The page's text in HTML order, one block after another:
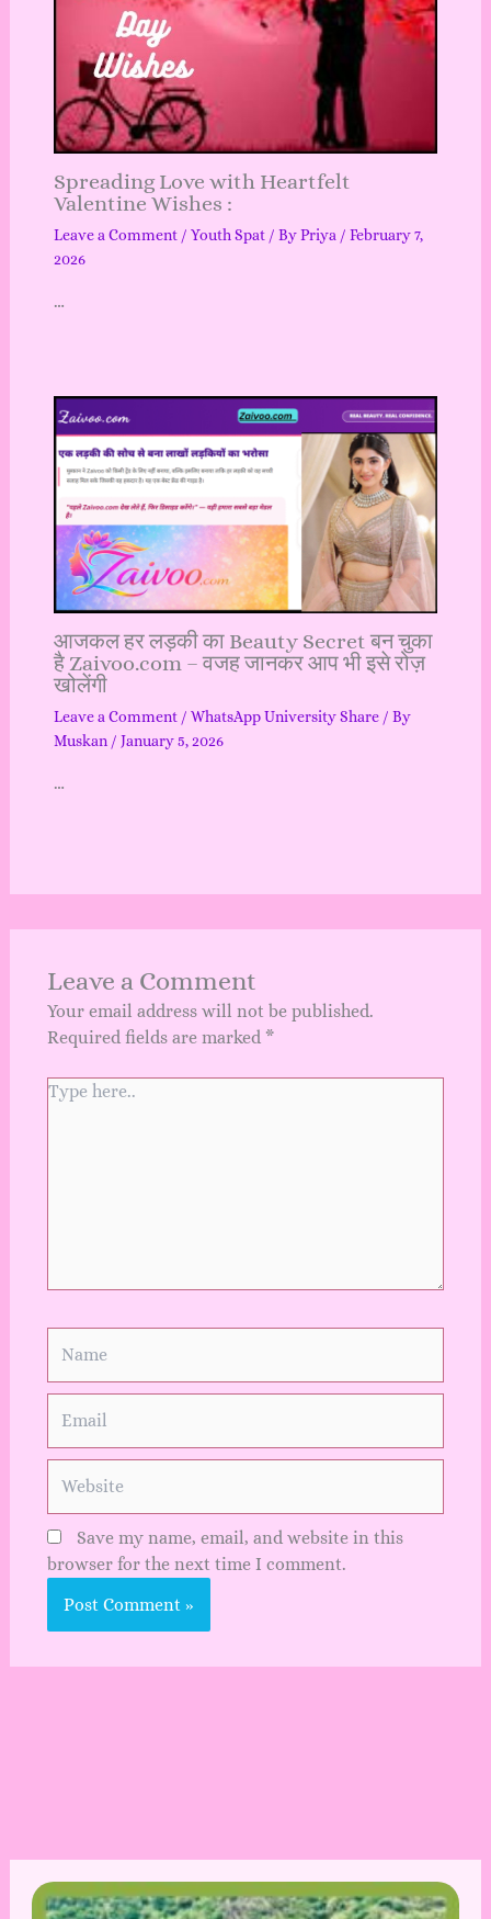
Spreading Love with Heartfelt
Valentine Wishes :
Leave a Comment / Youth Spat/ ByPriya / February 7,
2026
…
आजकल हर लड़की का Beauty Secret बन चुका
है Zaivoo.com – वजह जानकर आप भी इसे रोज़
खोलेंगी
Leave a Comment / WhatsApp University Share/ By
Muskan / January 5, 2026
…
Leave a Comment
Your email address will not be published.
Required fields are marked *
Type
Save my name, email, and website in this
browser for the next time I comment.